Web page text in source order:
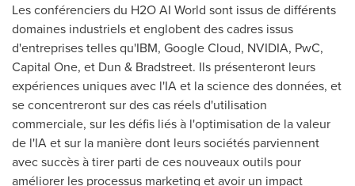
Les conférenciers du H2O AI World sont issus de différents
domaines industriels et englobent des cadres issus
d'entreprises telles qu'IBM, Google Cloud, NVIDIA, PwC,
Capital One, et Dun & Bradstreet. Ils présenteront leurs
expériences uniques avec l'IA et la science des données, et
se concentreront sur des cas réels d'utilisation
commerciale, sur les défis liés à l'optimisation de la valeur
de l'IA et sur la manière dont leurs sociétés parviennent
avec succès à tirer parti de ces nouveaux outils pour
améliorer les processus marketing et avoir un impact